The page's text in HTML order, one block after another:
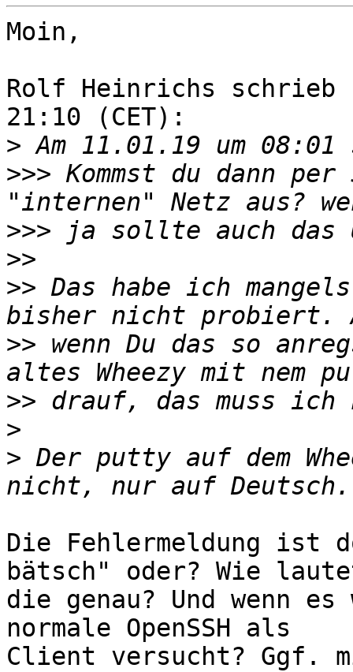
Moin,
Rolf Heinrichs schrieb
21:10 (CET):
>
>>> Kommst du dann
>>>
>>
>> Das habe ich
>> wenn Du das so
>>
>
> Der putty auf dem
Die Fehlermeldung ist
bätsch" oder? Wie
die genau? Und wenn
normale OpenSSH als
Client versucht? Ggf.